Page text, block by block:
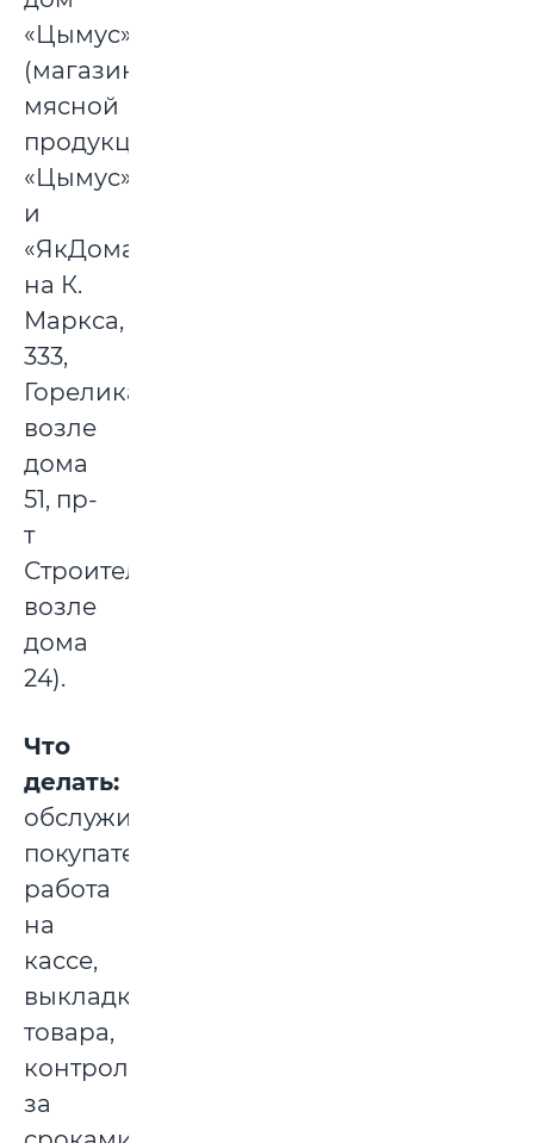
«Цымус»
(магазины
мясной
продукции
«Цымус»
и
«ЯкДома»
на К.
Маркса,
333,
Горелика
возле
дома
51, пр-
т
Строителей
возле
дома
24).
Что
делать:
обслуживании
покупателей,
работа
на
кассе,
выкладка
товара,
контроль
за